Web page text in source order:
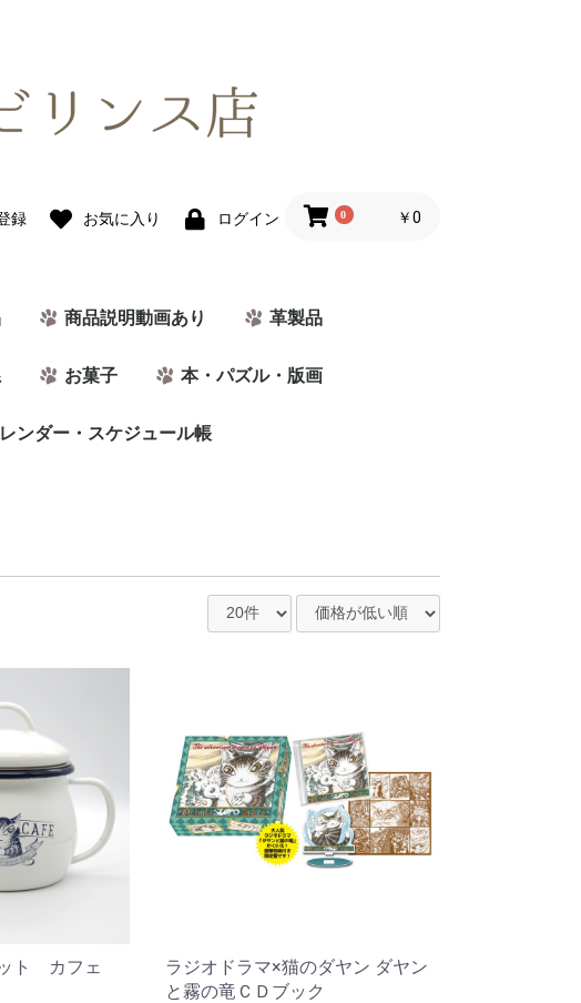
録 お気に入り ログイン 0 ￥0
商品説明動画あり 革製品
お菓子 本・パズル・版画
ンダー・スケジュール帳
ト カフェ
ラジオドラマ×猫のダヤン ダヤン
と霧の竜ＣＤブック